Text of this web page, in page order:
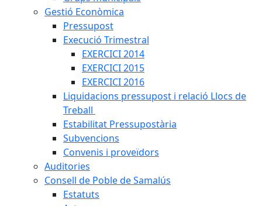
Gestió Econòmica
Pressupost
Execució Trimestral
EXERCICI 2014
EXERCICI 2015
EXERCICI 2016
Liquidacions pressupost i relació Llocs de
Treball
Estabilitat Pressupostària
Subvencions
Convenis i proveïdors
Auditories
Consell de Poble de Samalús
Estatuts